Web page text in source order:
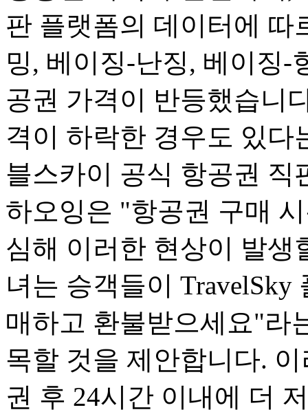
판 플랫폼의 데이터에 따
밍, 베이징-난징, 베이징-
공권 가격이 반등했습니
격이 하락한 경우도 있다
블스카이 공식 항공권 직
하오잉은 "항공권 구매
심해 이러한 현상이 발생
녀는 승객들이
매하고 환불받으세요"라
목할 것을 제안합니다.
권 후 24시간 이내에 더